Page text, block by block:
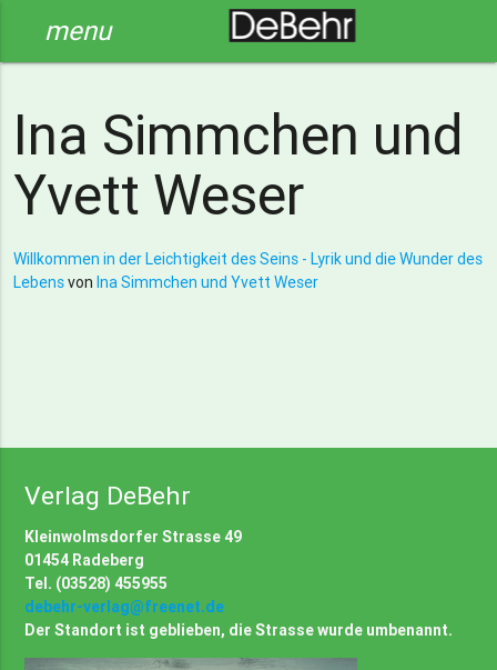
menu
Ina Simmchen und
Yvett Weser
Willkommen in der Leichtigkeit des Seins - Lyrik und die Wunder des
Lebensvon Ina Simmchen und Yvett Weser
Verlag DeBehr
Kleinwolmsdorfer Strasse 49
01454 Radeberg
Tel. (03528) 455955
debehr-verlag@freenet.de
Der Standort ist geblieben, die Strasse wurde umbenannt.